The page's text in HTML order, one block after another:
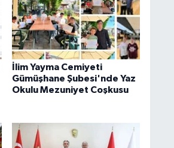
İlim Yayma Cemiyeti
Gümüşhane Şubesi'nde Yaz
Okulu Mezuniyet Coşkusu